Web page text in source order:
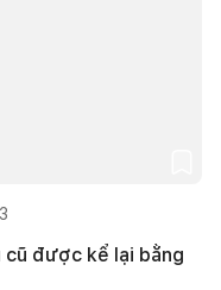
3
cũ được kể lại bằng